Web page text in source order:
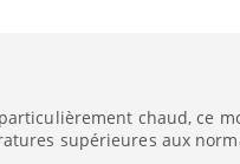
chaud, ce
supérieures aux
2